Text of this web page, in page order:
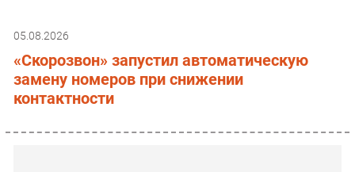
05.08.2026
«Скорозвон» запустил автоматическую
замену номеров при снижении
контактности